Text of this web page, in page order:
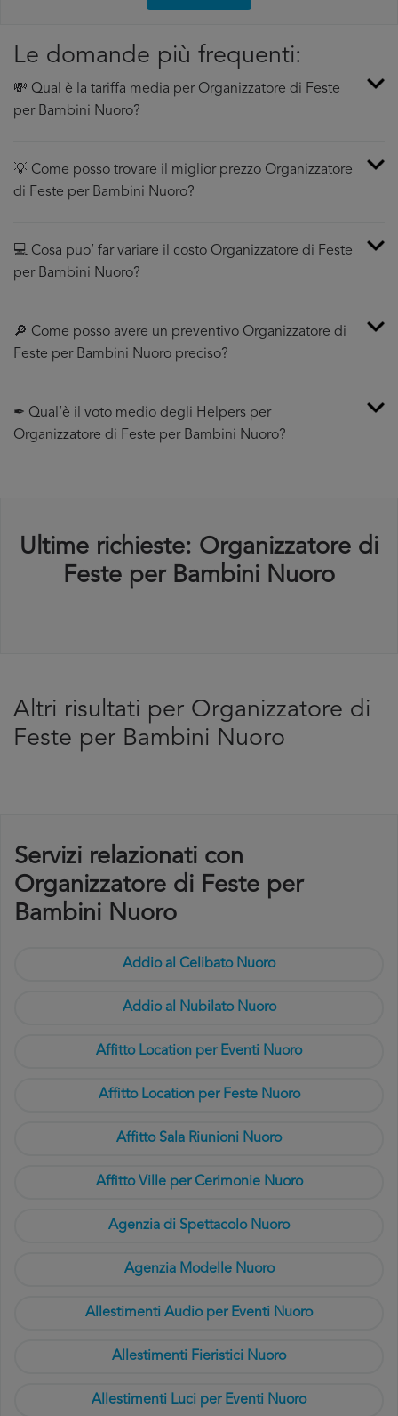
Le domande più frequenti:
💸 Qual è la tariffa media per Organizzatore di Feste
per Bambini Nuoro?
💡 Come posso trovare il miglior prezzo Organizzatore
di Feste per Bambini Nuoro?
💻 Cosa puo’ far variare il costo Organizzatore di Feste
per Bambini Nuoro?
🔎 Come posso avere un preventivo Organizzatore di
Feste per Bambini Nuoro preciso?
✒ Qual’è il voto medio degli Helpers per
Organizzatore di Feste per Bambini Nuoro?
Ultime richieste: Organizzatore di
Feste per Bambini Nuoro
Altri risultati per Organizzatore di
Feste per Bambini Nuoro
Servizi relazionati con
Organizzatore di Feste per
Bambini Nuoro
Addio al Celibato Nuoro
Addio al Nubilato Nuoro
Affitto Location per Eventi Nuoro
Affitto Location per Feste Nuoro
Affitto Sala Riunioni Nuoro
Affitto Ville per Cerimonie Nuoro
Agenzia di Spettacolo Nuoro
Agenzia Modelle Nuoro
Allestimenti Audio per Eventi Nuoro
Allestimenti Fieristici Nuoro
Allestimenti Luci per Eventi Nuoro